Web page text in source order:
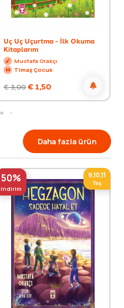
Uç Uç Uçurtma - İlk Okuma
Kitaplarım
Mustafa Orakçı
Timaş Çocuk
€3,00€1,50
Daha fazla ürün
50%
indirim
9,10,11
Yaş